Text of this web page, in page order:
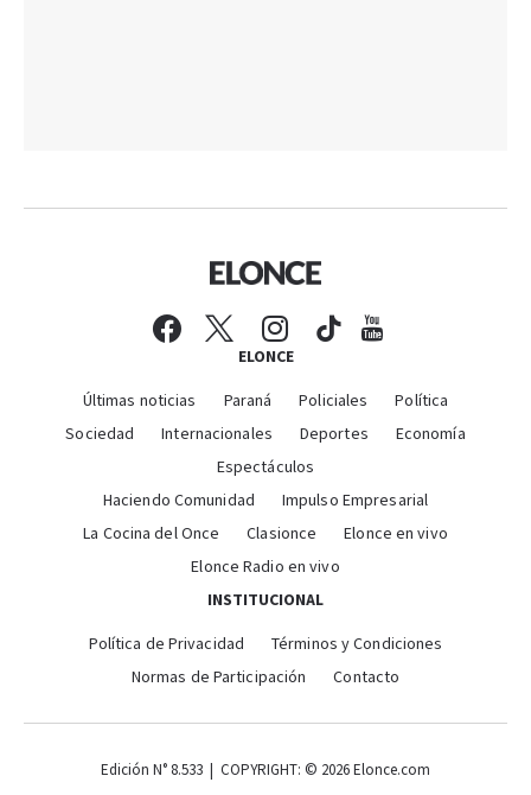
ELONCE
Últimas noticias Paraná Policiales
Política
Sociedad
Internacionales Deportes
Economía
Espectáculos
Haciendo Comunidad
Impulso Empresarial
La Cocina del Once
Clasionce
Elonce en vivo
Elonce Radio en vivo
INSTITUCIONAL
Política de Privacidad
Términos y Condiciones
Normas de Participación
Contacto
Edición N° 8.533 | COPYRIGHT: © 2026 Elonce.com